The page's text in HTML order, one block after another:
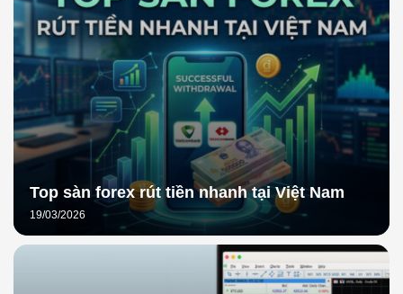
Top sàn forex rút tiền nhanh tại Việt Nam
19/03/2026